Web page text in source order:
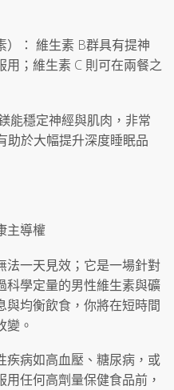
）： 維生素 B群具有提神
；維生素 C 則可在兩餐之
能穩定神經與肌肉，非常
助於大幅提升深度睡眠品
主導權
法一天見效；它是一場針對
科學定量的男性維生素與礦
與均衡飲食，你將在短時間
變。
疾病如高血壓、糖尿病，或
任何高劑量保健食品前，